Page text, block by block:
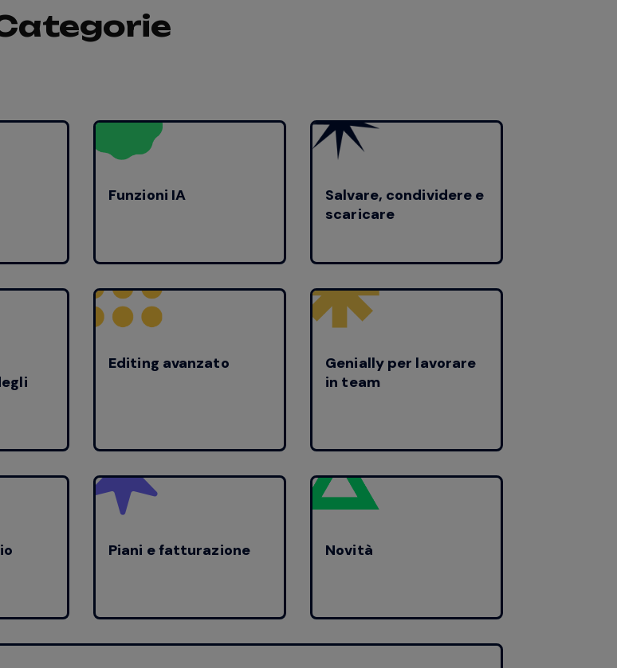
Funzioni IA
Salvare, condividere e
scaricare
Editing avanzato
Genially per lavorare
in team
Piani e fatturazione Novità